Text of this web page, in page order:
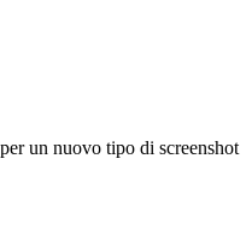
un nuovo tipo di screenshot